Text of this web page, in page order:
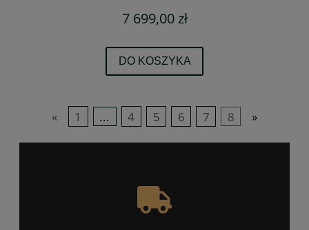
7 699,00 zł
DO KOSZYKA
« 1 ... 4 5 6 7 8 »